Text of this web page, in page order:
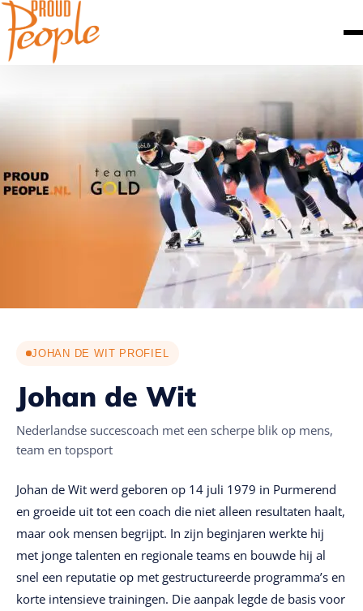
JOHAN DE WIT PROFIEL
Johan de Wit
Nederlandse succescoach met een scherpe blik op mens,
team en topsport
Johan de Wit werd geboren op 14 juli 1979 in Purmerend
en groeide uit tot een coach die niet alleen resultaten haalt,
maar ook mensen begrijpt. In zijn beginjaren werkte hij
met jonge talenten en regionale teams en bouwde hij al
snel een reputatie op met gestructureerde programma’s en
korte intensieve trainingen. Die aanpak legde de basis voor